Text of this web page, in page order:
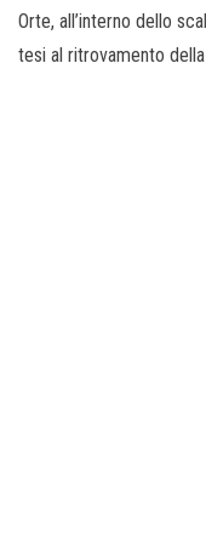
Orte, all’interno dello
tesi al ritrovamento